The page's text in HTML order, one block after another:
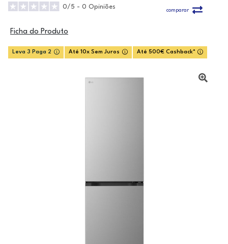
0/5 - 0 Opiniões
comparar
Ficha do Produto
Leva 3 Paga 2 Até 10x Sem Juros Até 500€ Cashback*